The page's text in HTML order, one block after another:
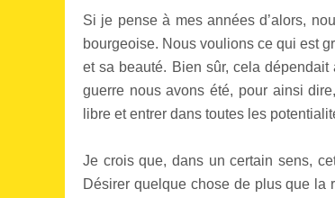
Si je pense à mes années d’alors,
bourgeoise. Nous voulions ce qui est
et sa beauté. Bien sûr, cela
guerre nous avons été, pour ainsi
libre et entrer dans toutes les
Je crois que, dans un certain sens,
Désirer quelque chose de plus que la